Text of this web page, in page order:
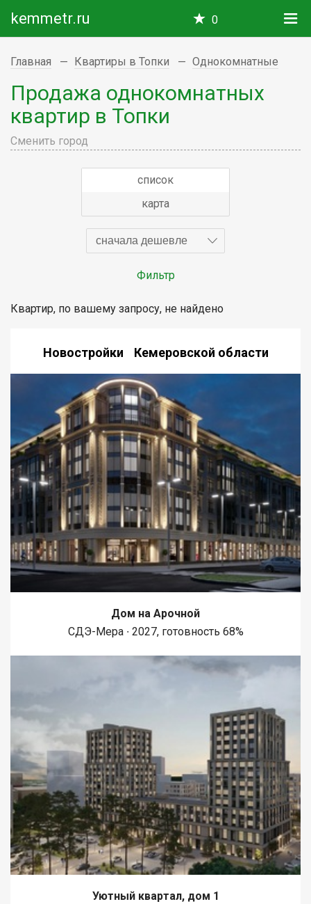
kemmetr.ru 0
Главная Квартиры в Топки Однокомнатные
Продажа однокомнатных
квартир в Топки
Сменить город
список
карта
сначала дешевле
Фильтр
Квартир, по вашему запросу, не найдено
Новостройки Кемеровской области
Дом на Арочной
СДЭ-Мера ∙ 2027, готовность 68%
Уютный квартал, дом 1